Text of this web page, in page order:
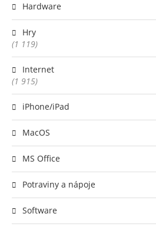
Hardware
Hry
(1 119)
Internet
(1 915)
iPhone/iPad
MacOS
MS Office
Potraviny a nápoje
Software